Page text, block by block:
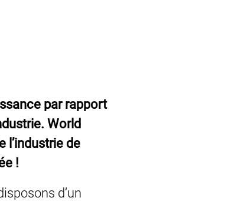
par rapport
World
l’industrie de
!
d’un